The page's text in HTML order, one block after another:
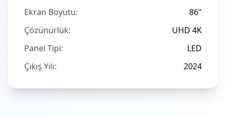
Ekran Boyutu:
86"
Çözünürlük:
UHD 4K
Panel Tipi:
LED
Çıkış Yılı:
2024